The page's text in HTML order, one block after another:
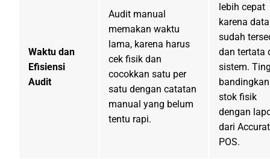
Waktu dan
Efisiensi
Audit
Audit manual
memakan waktu
lama, karena harus
cek fisik dan
cocokkan satu per
satu dengan catatan
manual yang belum
tentu rapi.
lebih cepat
karena data
sudah
dan tertata
sistem.
bandingkan
stok fisik
dengan
dari
POS.